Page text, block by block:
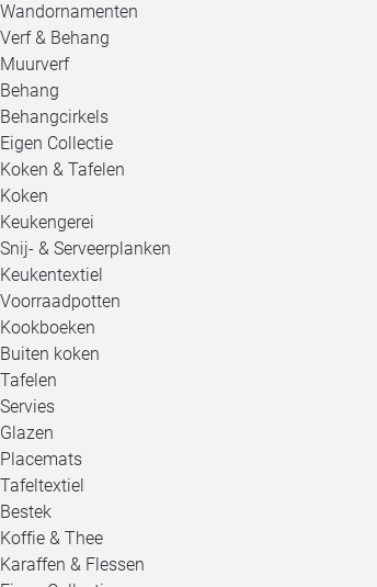
Wandornamenten
Verf & Behang
Muurverf
Behang
Behangcirkels
Eigen Collectie
Koken & Tafelen
Koken
Keukengerei
Snij- & Serveerplanken
Keukentextiel
Voorraadpotten
Kookboeken
Buiten koken
Tafelen
Servies
Glazen
Placemats
Tafeltextiel
Bestek
Koffie & Thee
Karaffen & Flessen